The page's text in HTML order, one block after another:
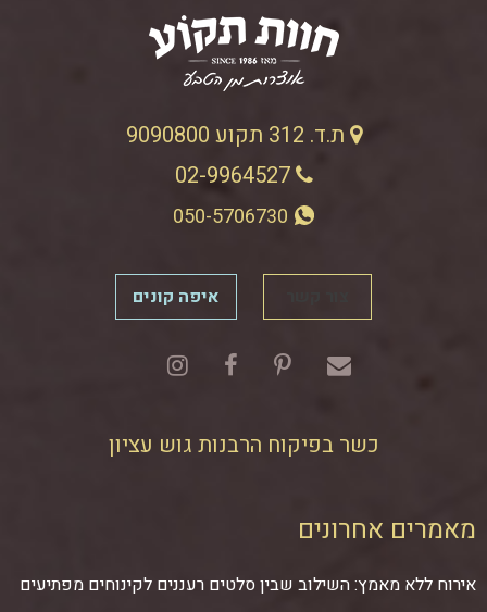
ת.ד. 312 תקוע 9090800
02-9964527
איפה קונים
כשר בפיקוח הרבנות גוש עציון
מאמרים אחרונים
אירוח ללא מאמץ: השילוב שבין סלטים רעננים לקינוחים מפתיעים